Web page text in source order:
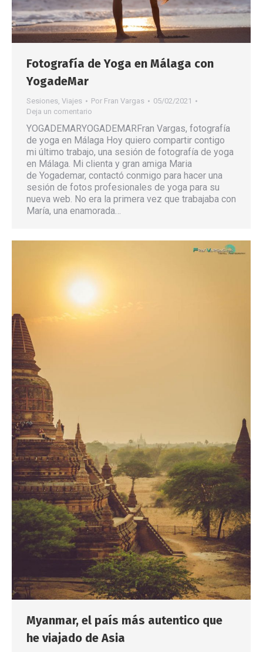
Fotografía de Yoga en Málaga con
YogadeMar
Sesiones, Viajes Por Fran Vargas
05/02/2021
Deja un comentario
YOGADEMARYOGADEMARFran Vargas, fotografía
de yoga en Málaga Hoy quiero compartir contigo
mi último trabajo, una sesión de fotografía de yoga
en Málaga. Mi clienta y gran amiga Maria
de Yogademar, contactó conmigo para hacer una
sesión de fotos profesionales de yoga para su
nueva web. No era la primera vez que trabajaba con
María, una enamorada…
Myanmar, el país más autentico que
he viajado de Asia